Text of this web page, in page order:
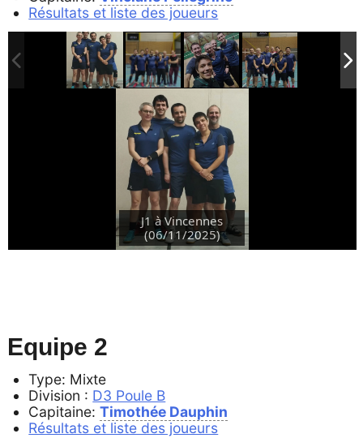
Résultats et liste des joueurs
J1 à Vincennes
(06/11/2025)
Equipe 2
Type: Mixte
Division : D3 Poule B
Capitaine:Timothée Dauphin
Résultats et liste des joueurs